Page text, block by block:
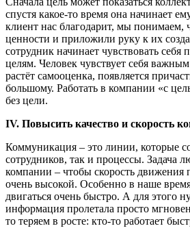
спустя какое-то время она начинает
клиент нас благодарит, мы понимаем,
ценности и приложили руку к их
сотрудник начинает чувствовать
целям. Человек чувствует себя
растёт самооценка, появляется
большому. Работать в компании «с
без цели.
IV. Повысить качество и скорость
Коммуникация – это линии, которые
сотрудников, так и процессы. Задача
компании – чтобы скорость движения
очень высокой. Особенно в наше
двигаться очень быстро. А для этого
информация пролетала просто
то теряем в росте: кто-то работает